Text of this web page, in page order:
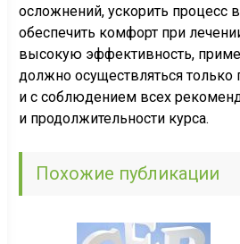
осложнений, ускорить процесс
обеспечить комфорт при
высокую эффективность,
должно осуществляться только
и с соблюдением всех
и продолжительности курса.
Похожие публикации